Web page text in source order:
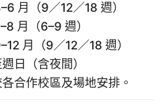
月（9／12／18 週）
月（6–9 週）
月（9／12／18 週）
日（含夜間）
各合作校區及場地安排。